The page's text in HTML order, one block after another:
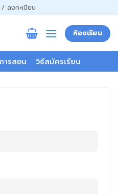
/ ลงทะเบียน
ห้องเรียน
ารสอน วิธีสมัครเรียน